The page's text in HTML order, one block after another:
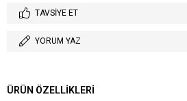
TAVSIYE ET
YORUM YAZ
ÜRÜN ÖZELLIKLERI